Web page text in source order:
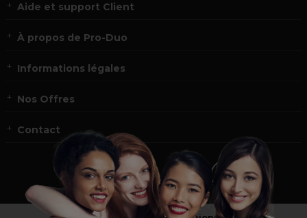
Aide et support Client
À propos de Pro-Duo
Informations légales
Nos Offres
Contact